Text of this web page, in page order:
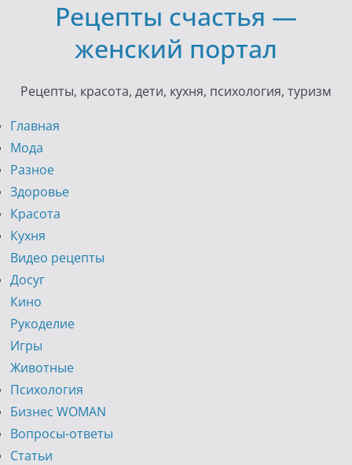
Рецепты счастья —
женский портал
Рецепты, красота, дети, кухня, психология, туризм
Главная
Мода
Разное
Здоровье
Красота
Кухня
Видео рецепты
Досуг
Кино
Рукоделие
Игры
Животные
Психология
Бизнес WOMAN
Вопросы-ответы
Статьи